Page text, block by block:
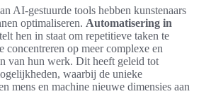
AI-gestuurde tools hebben kunstenaars
optimaliseren. Automatisering in
hen in staat om repetitieve taken te
concentreren op meer complexe en
van hun werk. Dit heeft geleid tot
waarbij de unieke
mens en machine nieuwe dimensies aan